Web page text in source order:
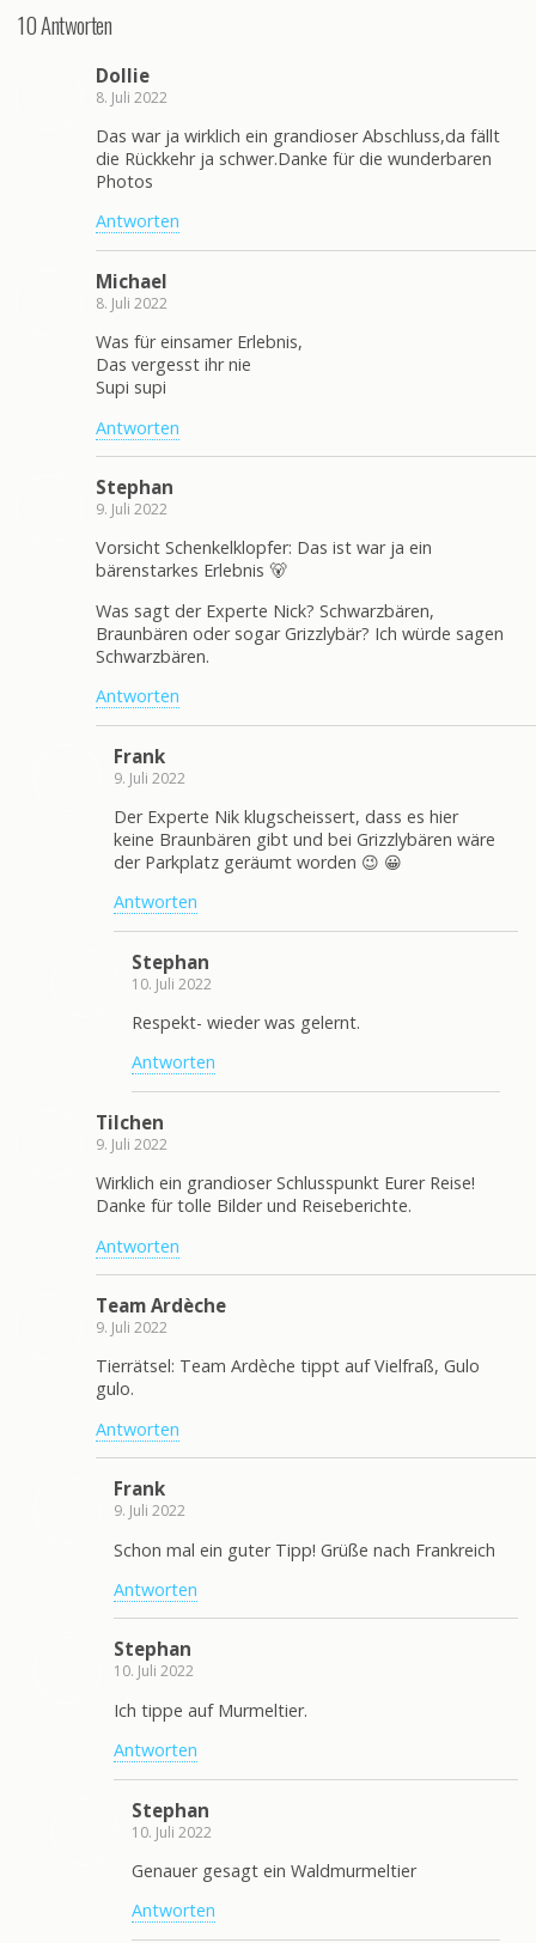
10 Antworten
Dollie
8. Juli 2022
Das war ja wirklich ein grandioser Abschluss,da fällt
die Rückkehr ja schwer.Danke für die wunderbaren
Photos
Antworten
Michael
8. Juli 2022
Was für einsamer Erlebnis,
Das vergesst ihr nie
Supi supi
Antworten
Stephan
9. Juli 2022
Vorsicht Schenkelklopfer: Das ist war ja ein
bärenstarkes Erlebnis 🐻
Was sagt der Experte Nick? Schwarzbären,
Braunbären oder sogar Grizzlybär? Ich würde sagen
Schwarzbären.
Antworten
Frank
9. Juli 2022
Der Experte Nik klugscheissert, dass es hier
keine Braunbären gibt und bei Grizzlybären wäre
der Parkplatz geräumt worden 😉 😀
Antworten
Stephan
10. Juli 2022
Respekt- wieder was gelernt.
Antworten
Tilchen
9. Juli 2022
Wirklich ein grandioser Schlusspunkt Eurer Reise!
Danke für tolle Bilder und Reiseberichte.
Antworten
Team Ardèche
9. Juli 2022
Tierrätsel: Team Ardèche tippt auf Vielfraß, Gulo
gulo.
Antworten
Frank
9. Juli 2022
Schon mal ein guter Tipp! Grüße nach Frankreich
Antworten
Stephan
10. Juli 2022
Ich tippe auf Murmeltier.
Antworten
Stephan
10. Juli 2022
Genauer gesagt ein Waldmurmeltier
Antworten